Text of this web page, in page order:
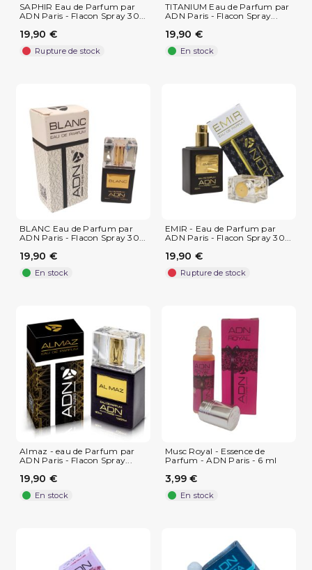
SAPHIR Eau de Parfum par
ADN Paris - Flacon Spray 30...
19,90 €
Rupture de stock
TITANIUM Eau de Parfum par
ADN Paris - Flacon Spray...
19,90 €
En stock
BLANC Eau de Parfum par
ADN Paris - Flacon Spray 30...
19,90 €
En stock
EMIR - Eau de Parfum par
ADN Paris - Flacon Spray 30...
19,90 €
Rupture de stock
Almaz - eau de Parfum par
ADN Paris - Flacon Spray...
19,90 €
En stock
Musc Royal - Essence de
Parfum - ADN Paris - 6 ml
3,99 €
En stock